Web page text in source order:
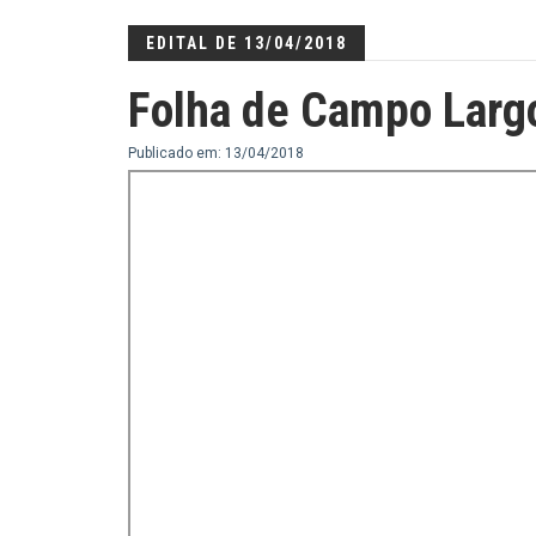
EDITAL DE 13/04/2018
Folha de Campo
Publicado em: 13/04/2018